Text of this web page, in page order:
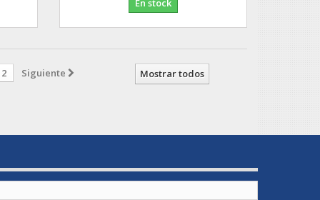
Mostrar todos
2 Siguiente